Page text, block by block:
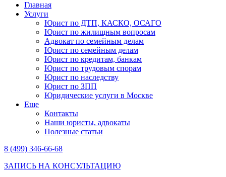
Главная
Услуги
Юрист по ДТП, КАСКО, ОСАГО
Юрист по жилищным вопросам
Адвокат по семейным делам
Юрист по семейным делам
Юрист по кредитам, банкам
Юрист по трудовым спорам
Юрист по наследству
Юрист по ЗПП
Юридические услуги в Москве
Еще
Контакты
Наши юристы, адвокаты
Полезные статьи
8 (499) 346-66-68
ЗАПИСЬ НА КОНСУЛЬТАЦИЮ